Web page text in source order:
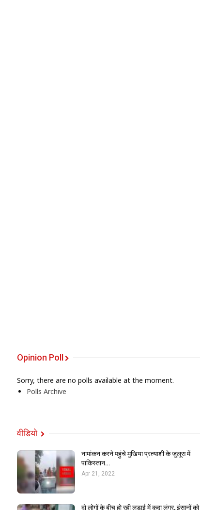
Opinion Poll
Sorry, there are no polls available at the moment.
Polls Archive
वीडियो
नामांकन करने पहुंचे मुखिया प्रत्याशी के जुलूस में
पाकिस्तान…
Apr 21, 2022
दो लोगों के बीच हो रही लड़ाई में कूदा लंगूर, इंसानों को